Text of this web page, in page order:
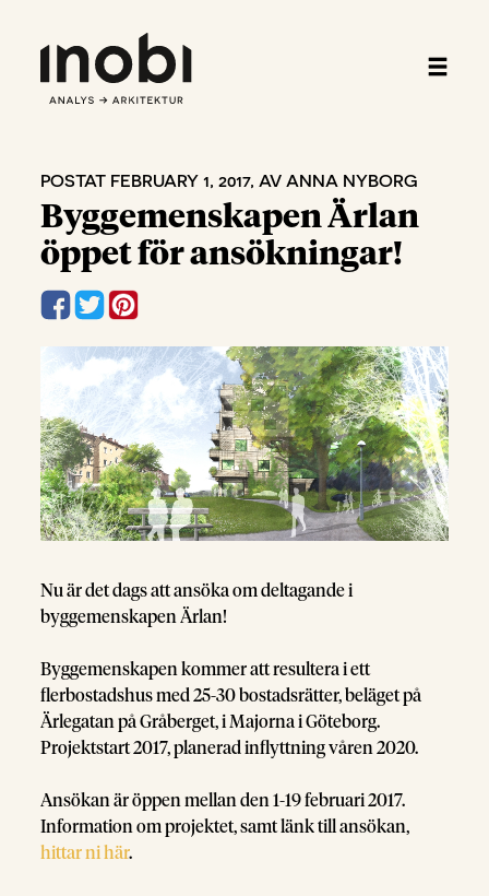
POSTAT FEBRUARY 1, 2017, AV ANNA NYBORG
Byggemenskapen Ärlan
öppet för ansökningar!
Nu är det dags att ansöka om deltagande i
byggemenskapen Ärlan!
Byggemenskapen kommer att resultera i ett
flerbostadshus med 25-30 bostadsrätter, beläget på
Ärlegatan på Gråberget, i Majorna i Göteborg.
Projektstart 2017, planerad inflyttning våren 2020.
Ansökan är öppen mellan den 1-19 februari 2017.
Information om projektet, samt länk till ansökan,
hittar ni här.